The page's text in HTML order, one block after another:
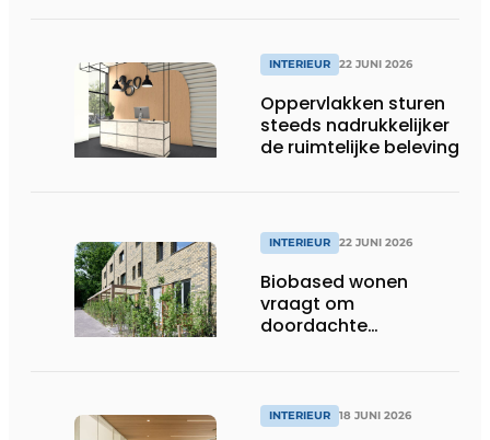
INTERIEUR 22 JUNI 2026
Oppervlakken sturen
steeds nadrukkelijker
de ruimtelijke beleving
INTERIEUR 22 JUNI 2026
Biobased wonen
vraagt om
doordachte
INTERIEUR 18 JUNI 2026